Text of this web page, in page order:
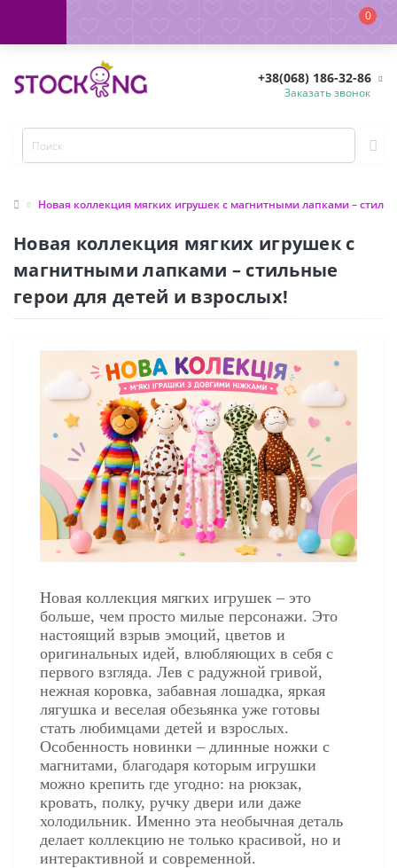
0
+38(068) 186-32-86
Заказать звонок
Новая коллекция мягких игрушек с магнитными лапками –
Новая коллекция мягких игрушек с
магнитными лапками – стильные
герои для детей и взрослых!
Новая коллекция мягких игрушек – это
больше, чем просто милые персонажи. Это
настоящий взрыв эмоций, цветов и
оригинальных идей, влюбляющих в себя с
первого взгляда. Лев с радужной гривой,
нежная коровка, забавная лошадка, яркая
лягушка и веселая обезьянка уже готовы
стать любимцами детей и взрослых.
Особенность новинки – длинные ножки с
магнитами, благодаря которым игрушки
можно крепить где угодно: на рюкзак,
кровать, полку, ручку двери или даже
холодильник. Именно эта необычная деталь
делает коллекцию не только красивой, но и
интерактивной и современной.